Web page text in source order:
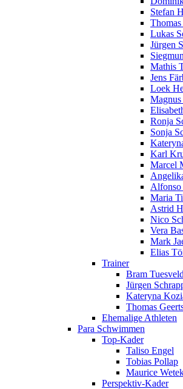
Stefan
Lukas
Jürgen
Mathis
Jens
Loek
Ronja
Sonja
Karl
Marcel
Alfonso
Maria
Astrid
Nico
Vera
Mark
Elias
Trainer
Bram Tuesveld
Jürgen
Kateryna
Thomas
Ehemalige Athleten
Para Schwimmen
Top-Kader
Taliso Engel
Tobias Pollap
Maurice
Perspektiv-Kader